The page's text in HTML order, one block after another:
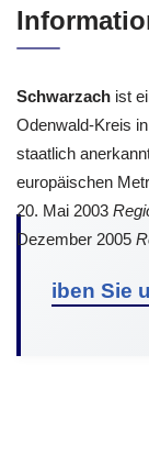
Schwarzach ist
Odenwald-Kreis
staatlich
europäischen
20. Mai 2003
Dezember 2005
iben Sie